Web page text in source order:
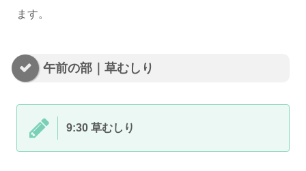
ます。
午前の部｜草むしり
9:30 草むしり